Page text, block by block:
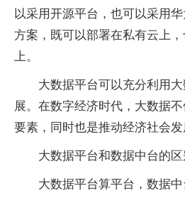
以采用开源平台，也可以采用
方案，既可以部署在私有云上
上。
大数据平台可以充分利用
展。在数字经济时代，大数据
要素，同时也是推动经济社会发
大数据平台和数据中台的区
大数据平台算平台，数据